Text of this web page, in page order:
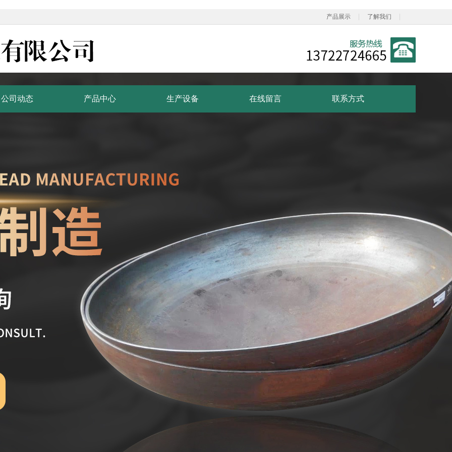
产品展示 了解我们
公司动态 产品中心 生产设备 在线留言 联系方式